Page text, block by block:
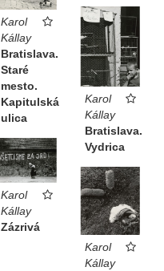
Karol
Kállay
Bratislava.
Staré
mesto.
Kapitulská
ulica
Karol
Kállay
Bratislava.
Vydrica
Karol
Kállay
Zázrivá
Karol
Kállay